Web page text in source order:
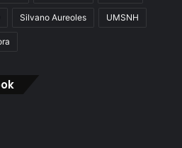
Silvano Aureoles UMSNH